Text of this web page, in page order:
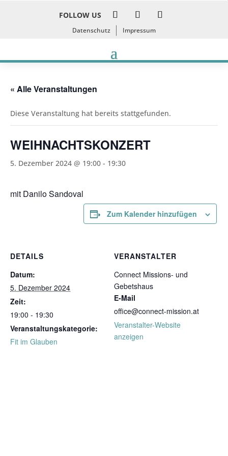
FOLLOW US
Datenschutz Impressum
« Alle Veranstaltungen
Diese Veranstaltung hat bereits stattgefunden.
WEIHNACHTSKONZERT
5. Dezember 2024 @ 19:00 - 19:30
mit Danilo Sandoval
Zum Kalender hinzufügen
DETAILS
Datum:
5. Dezember 2024
Zeit:
19:00 - 19:30
Veranstaltungskategorie:
Fit im Glauben
VERANSTALTER
Connect Missions- und
Gebetshaus
E-Mail
office@connect-mission.at
Veranstalter-Website
anzeigen